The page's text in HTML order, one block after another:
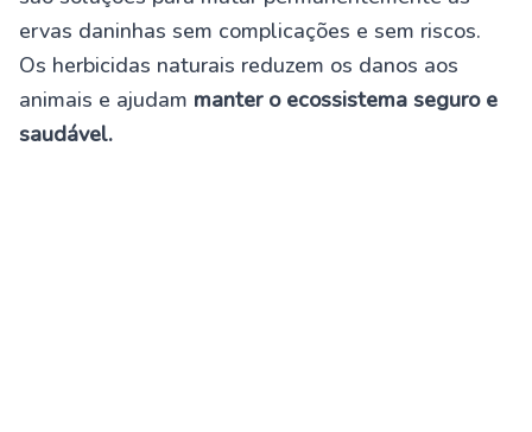
ervas daninhas sem complicações e sem riscos.
Os herbicidas naturais reduzem os danos aos
animais e ajudam manter o ecossistema seguro e
saudável.